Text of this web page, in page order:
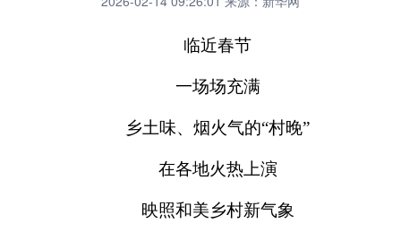
临近春节
一场场充满
乡土味、烟火气的“村晚”
在各地火热上演
映照和美乡村新气象